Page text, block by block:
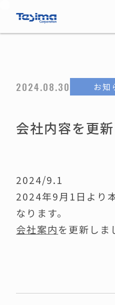
製品 / 技術
採用案内
2024.08.30 お知
会社内容を更
2024/9.1
2024年9月1日より
なります。
会社案内を更新しま